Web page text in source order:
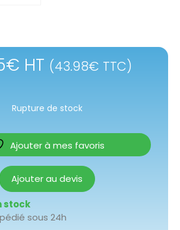
€ HT (43.98€ TTC)
Rupture de stock
Ajouter à mes favoris
Ajouter au devis
stock
sous 24h